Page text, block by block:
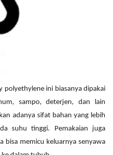
polyethylene ini biasanya dipakai
sampo, deterjen, dan lain
adanya sifat bahan yang lebih
suhu tinggi. Pemakaian juga
bisa memicu keluarnya senyawa